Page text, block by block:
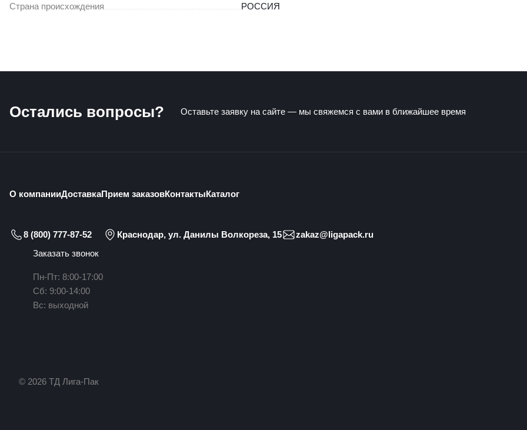
Страна происхождения РОССИЯ
Остались вопросы? Оставьте заявку на сайте — мы свяжемся с вами в ближайшее время
О компанииДоставкаПрием заказовКонтактыКаталог
8 (800) 777-87-52
Заказать звонок
Пн-Пт: 8:00-17:00
Сб: 9:00-14:00
Вс: выходной
Краснодар, ул. Данилы Волкореза, 15 zakaz@ligapack.ru
© 2026 ТД Лига-Пак